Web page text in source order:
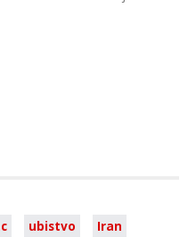
ubistvo
Iran